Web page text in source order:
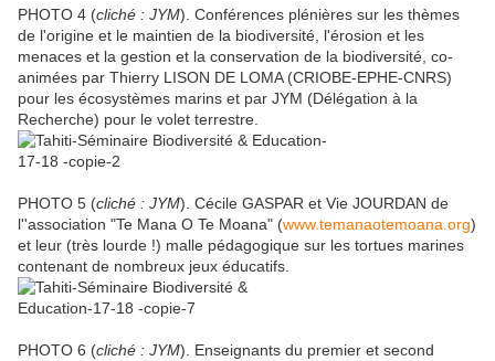
PHOTO 4 (cliché : JYM). Conférences plénières sur les thèmes
de l'origine et le maintien de la biodiversité, l'érosion et les
menaces et la gestion et la conservation de la biodiversité, co-
animées par Thierry LISON DE LOMA (CRIOBE-EPHE-CNRS)
pour les écosystèmes marins et par JYM (Délégation à la
Recherche) pour le volet terrestre.
PHOTO 5 (cliché : JYM). Cécile GASPAR et Vie JOURDAN de
l''association "Te Mana O Te Moana" (www.temanaotemoana.org)
et leur (très lourde !) malle pédagogique sur les tortues marines
contenant de nombreux jeux éducatifs.
PHOTO 6 (cliché : JYM). Enseignants du premier et second